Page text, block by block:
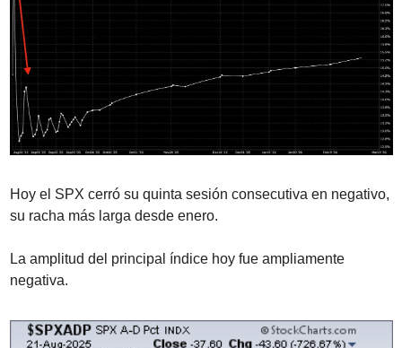
Hoy el SPX cerró su quinta sesión consecutiva en negativo,
su racha más larga desde enero.
La amplitud del principal índice hoy fue ampliamente
negativa.